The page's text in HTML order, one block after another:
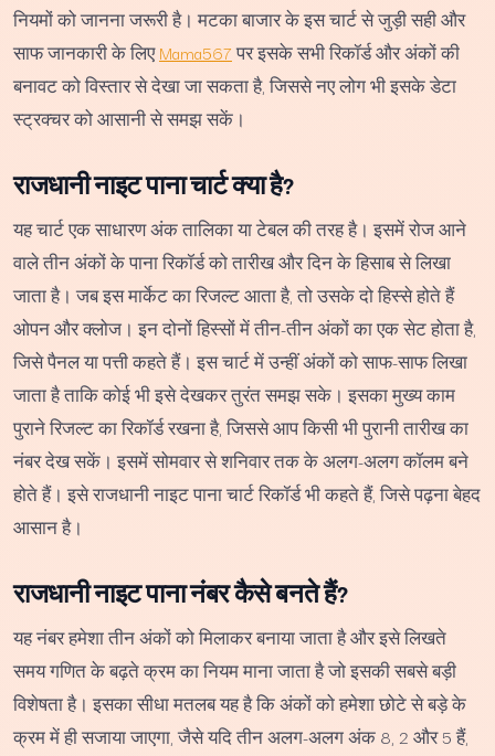
नियमों को जानना जरूरी है। मटका बाजार के इस चार्ट से जुड़ी सही और
साफ जानकारी के लिएMama567पर इसके सभी रिकॉर्ड और अंकों की
बनावट को विस्तार से देखा जा सकता है, जिससे नए लोग भी इसके डेटा
स्ट्रक्चर को आसानी से समझ सकें।
राजधानी नाइट पाना चार्ट क्या है?
यह चार्ट एक साधारण अंक तालिका या टेबल की तरह है। इसमें रोज आने
वाले तीन अंकों के पाना रिकॉर्ड को तारीख और दिन के हिसाब से लिखा
जाता है। जब इस मार्केट का रिजल्ट आता है, तो उसके दो हिस्से होते हैं
ओपन और क्लोज। इन दोनों हिस्सों में तीन-तीन अंकों का एक सेट होता है,
जिसे पैनल या पत्ती कहते हैं। इस चार्ट में उन्हीं अंकों को साफ-साफ लिखा
जाता है ताकि कोई भी इसे देखकर तुरंत समझ सके। इसका मुख्य काम
पुराने रिजल्ट का रिकॉर्ड रखना है, जिससे आप किसी भी पुरानी तारीख का
नंबर देख सकें। इसमें सोमवार से शनिवार तक के अलग-अलग कॉलम बने
होते हैं। इसे राजधानी नाइट पाना चार्ट रिकॉर्ड भी कहते हैं, जिसे पढ़ना बेहद
आसान है।
राजधानी नाइट पाना नंबर कैसे बनते हैं?
यह नंबर हमेशा तीन अंकों को मिलाकर बनाया जाता है और इसे लिखते
समय गणित के बढ़ते क्रम का नियम माना जाता है जो इसकी सबसे बड़ी
विशेषता है। इसका सीधा मतलब यह है कि अंकों को हमेशा छोटे से बड़े के
क्रम में ही सजाया जाएगा, जैसे यदि तीन अलग-अलग अंक 8, 2 और 5 हैं,